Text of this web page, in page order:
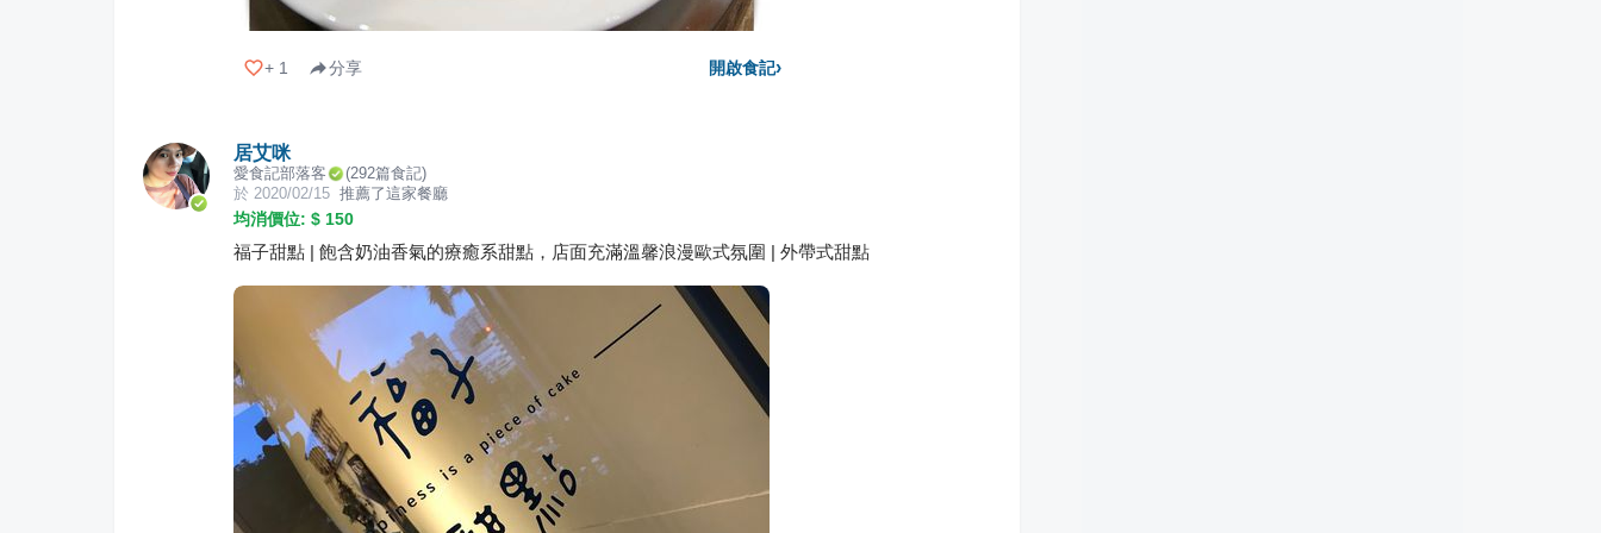
+ 1 分享 開啟食記›
居艾咪
愛食記部落客 (292篇食記)
於 2020/02/15 推薦了這家餐廳
均消價位: $ 150
福子甜點 | 飽含奶油香氣的療癒系甜點，店面充滿溫馨浪漫歐式氛圍 | 外帶式甜點